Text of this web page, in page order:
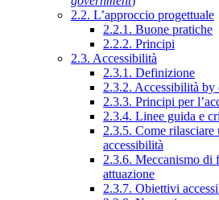
2.2. L’approccio progettuale
2.2.1. Buone pratiche
2.2.2. Principi
2.3. Accessibilità
2.3.1. Definizione
2.3.2. Accessibilità by
2.3.3. Principi per
2.3.4. Linee guida e
2.3.5. Come
accessibilità
2.3.6. Meccanismo di
attuazione
2.3.7. Obiettivi